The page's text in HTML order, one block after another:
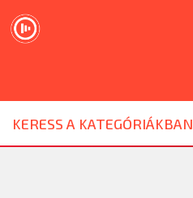
KERESS A KATEGÓRIÁKBAN
DJ ESZKÖZ
HANGTECHNIKA